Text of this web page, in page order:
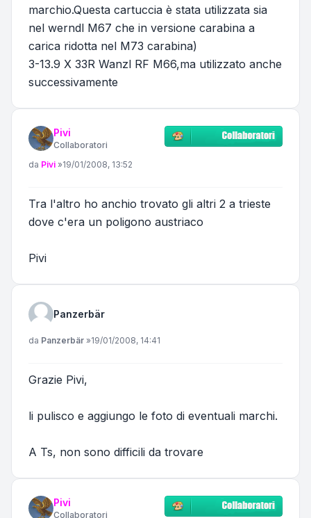
marchio.Questa cartuccia è stata utilizzata sia
nel werndl M67 che in versione carabina a
carica ridotta nel M73 carabina)
3-13.9 X 33R Wanzl RF M66,ma utilizzato anche
successivamente
Pivi
Collaboratori
Messaggio
da Pivi »19/01/2008, 13:52
Tra l'altro ho anchio trovato gli altri 2 a trieste
dove c'era un poligono austriaco
Pivi
Panzerbär
Messaggio
da Panzerbär »19/01/2008, 14:41
Grazie Pivi,
li pulisco e aggiungo le foto di eventuali marchi.
A Ts, non sono difficili da trovare
Pivi
Collaboratori